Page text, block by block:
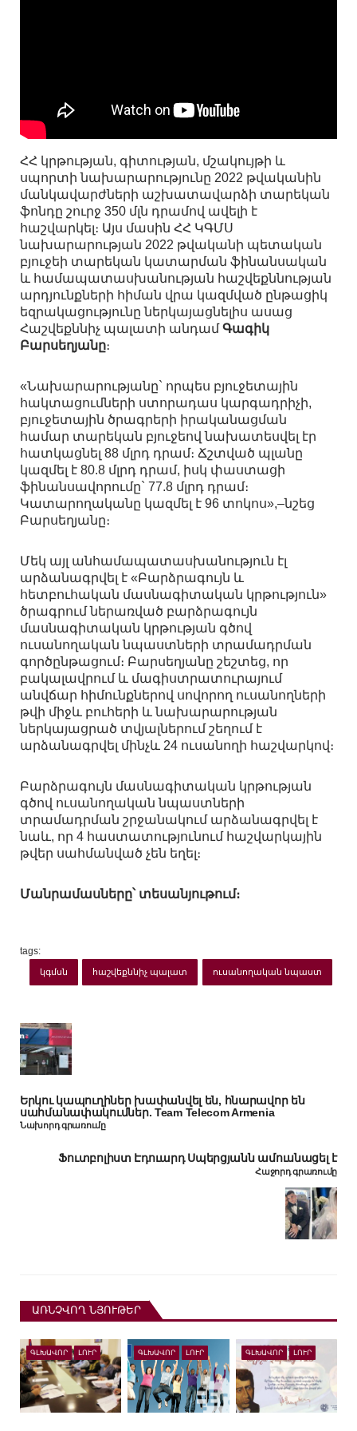
ՀՀ կրթության, գիտության, մշակույթի և
սպորտի նախարարությունը 2022 թվականին
մանկավարժների աշխատավարձի տարեկան
ֆոնդը շուրջ 350 մլն դրամով ավելի է
հաշվարկել։ Այս մասին ՀՀ ԿԳՄՍ
նախարարության 2022 թվականի պետական
բյուջեի տարեկան կատարման ֆինանսական
և համապատասխանության հաշվեքննության
արդյունքների հիման վրա կազմված ընթացիկ
եզրակացությունը ներկայացնելիս ասաց
Հաշվեքննիչ պալատի անդամԳագիկ
Բարսեղյանը։
«Նախարարությանը` որպես բյուջետային
հակտացումների ստորադաս կարգադրիչի,
բյուջետային ծրագրերի իրականացման
համար տարեկան բյուջեով նախատեսվել էր
հատկացնել 88 մլրդ դրամ։ Ճշտված պլանը
կազմել է 80.8 մլրդ դրամ, իսկ փաստացի
ֆինանսավորումը` 77.8 մլրդ դրամ։
Կատարողականը կազմել է 96 տոկոս»,–նշեց
Բարսեղյանը։
Մեկ այլ անհամապատասխանություն էլ
արձանագրվել է «Բարձրագույն և
հետբուհական մասնագիտական կրթություն»
ծրագրում ներառված բարձրագույն
մասնագիտական կրթության գծով
ուսանողական նպաստների տրամադրման
գործընթացում։ Բարսեղյանը շեշտեց, որ
բակալավրում և մագիստրատուրայում
անվճար հիմունքներով սովորող ուսանողների
թվի միջև բուհերի և նախարարության
ներկայացրած տվյալներում շեղում է
արձանագրվել մինչև 24 ուսանողի հաշվարկով։
Բարձրագույն մասնագիտական կրթության
գծով ուսանողական նպաստների
տրամադրման շրջանակում արձանագրվել է
նաև, որ 4 հաստատությունում հաշվարկային
թվեր սահմանված չեն եղել։
Մանրամասները՝ տեսանյութում։
tags:
կգմսն հաշվեքննիչ պալատ ուսանողական նպաստ
Երկու կապուղիներ խափանվել են, հնարավոր են
սահմանափակումներ. Team Telecom Armenia
Նախորդ գրառումը
Ֆուտբոլիստ Էդուարդ Սպերցյանն ամուսնացել է
Հաջորդ գրառումը
ԱՌՆՉՎՈՂ ՆՅՈՒԹԵՐ
ԳԼԽԱՎՈՐ ԼՈՒՐ ԳԼԽԱՎՈՐ ԼՈՒՐ ԳԼԽԱՎՈՐ ԼՈՒՐ